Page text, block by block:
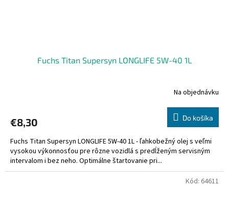
Fuchs Titan Supersyn LONGLIFE 5W-40 1L
Na objednávku
€8,30 Do košíka
Fuchs Titan Supersyn LONGLIFE 5W-40 1L - ľahkobežný olej s veľmi
vysokou výkonnosťou pre rôzne vozidlá s predĺženým servisným
intervalom i bez neho. Optimálne štartovanie pri...
Kód: 64611